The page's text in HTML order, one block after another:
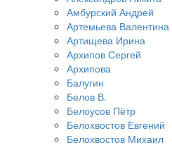
Амбурский Андрей
Артемьева Валентина
Артищева Ирина
Архипов Сергей
Архипова
Балугин
Белов В.
Белоусов Пётр
Белохвостов Евгений
Белохвостов Михаил